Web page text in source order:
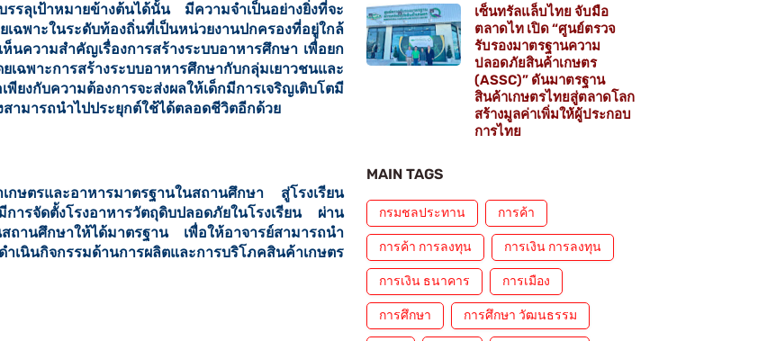
ลุเป้าหมายข้างต้นได้นั้น มีความจำเป็นอย่างยิ่งที่จะ
พาะในระดับท้องถิ่นที่เป็นหน่วยงานปกครองที่อยู่ใกล้
ความสำคัญเรื่องการสร้างระบบอาหารศึกษา เพื่อยก
ฉพาะการสร้างระบบอาหารศึกษากับกลุ่มเยาวชนและ
ยงกับความต้องการจะส่งผลให้เด็กมีการเจริญเติบโตมี
ามารถนำไปประยุกต์ใช้ได้ตลอดชีวิตอีกด้วย
ษตรและอาหารมาตรฐานในสถานศึกษา สู่โรงเรียน
รจัดตั้งโรงอาหารวัตถุดิบปลอดภัยในโรงเรียน ผ่าน
ถานศึกษาให้ได้มาตรฐาน เพื่อให้อาจารย์สามารถนำ
เนินกิจกรรมด้านการผลิตและการบริโภคสินค้าเกษตร
เซ็นทรัลแล็บไทย จับมือ
ตลาดไท เปิด “ศูนย์ตรวจ
รับรองมาตรฐานความ
ปลอดภัยสินค้าเกษตร
(ASSC)” ดันมาตรฐาน
สินค้าเกษตรไทยสู่ตลาดโลก
สร้างมูลค่าเพิ่มให้ผู้ประกอบ
การไทย
MAIN TAGS
กรมชลประทาน การค้า
การค้า การลงทุน การเงิน การลงทุน
การเงิน ธนาคาร การเมือง
การศึกษา การศึกษา วัฒนธรรม